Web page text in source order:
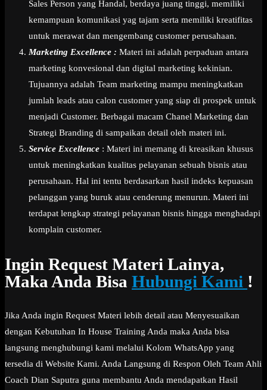
Sales Person yang Handal, berdaya juang tinggi, memiliki
kemampuan komunikasi yag tajam serta memiliki kreatifitas
untuk merawat dan mengembang customer perusahaan.
Marketing Excellence : Materi ini adalah perpaduan antara
marketing konvesional dan digital marketing kekinian.
Tujuannya adalah Team marketing mampu meningkatkan
jumlah leads atau calon customer yang siap di prospek untuk
menjadi Customer. Berbagai macam Chanel Marketing dan
Strategi Branding di sampaikan detail oleh materi ini.
Service Excellence : Materi ini memang di kreasikan khusus
untuk meningkatkan kualitas pelayanan sebuah bisnis atau
perusahaan. Hal ini tentu berdasarkan hasil indeks kepuasan
pelanggan yang buruk atau cenderung menurun. Materi ini
terdapat lengkap strategi pelayanan bisnis hingga menghadapi
komplain customer.
Ingin Request Materi Lainya,
Maka Anda Bisa Hubungi Kami !
Jika Anda ingin Request Materi lebih detail atau Menyesuaikan
dengan Kebutuhan In House Training Anda maka Anda bisa
langsung menghubungi kami melalui Kolom WhatsApp yang
tersedia di Website Kami. Anda Langsung di Respon Oleh Team Ahli
Coach Dian Saputra guna membantu Anda mendapatkan Hasil